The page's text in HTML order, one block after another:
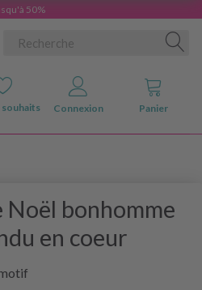
50%
souhaits Connexion Panier
bonhomme
en coeur